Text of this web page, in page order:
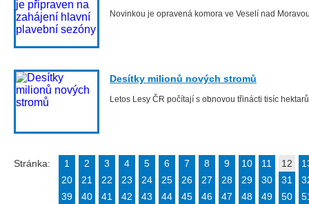
Novinkou je opravená komora ve Veselí nad
Desítky milionů nových stromů
Letos Lesy ČR počítají s obnovou třinácti tisíc
Stránka: 1 2 3 4 5 6 7 8 9 10 11 12
20
21 22 23 24 25 26 27 28 29 30 31
39
40 41 42 43 44 45 46 47 48 49 50